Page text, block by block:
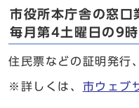
市役所本庁舎の窓口
毎月第4土曜日の9
住民票などの証明発行
※詳しくは、 市ウェブ